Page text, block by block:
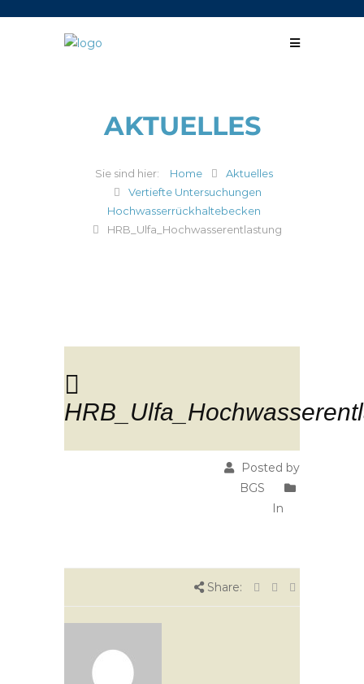
AKTUELLES
Home
Aktuelles
Vertiefte Untersuchungen
Hochwasserrückhaltebecken
HRB_Ulfa_Hochwasserentlastung
Posted by
BGS
In
Share: